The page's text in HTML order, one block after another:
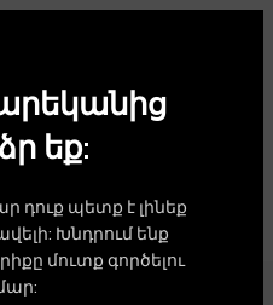
եք:
դուք պետք է լինեք
Խնդրում ենք
մուտք գործելու